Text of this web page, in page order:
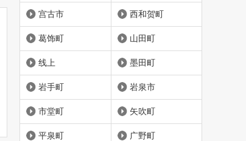
宫古市 西和贺町
葛饰町 山田町
线上 墨田町
岩手町 岩泉市
市堂町 矢吹町
平泉町 广野町